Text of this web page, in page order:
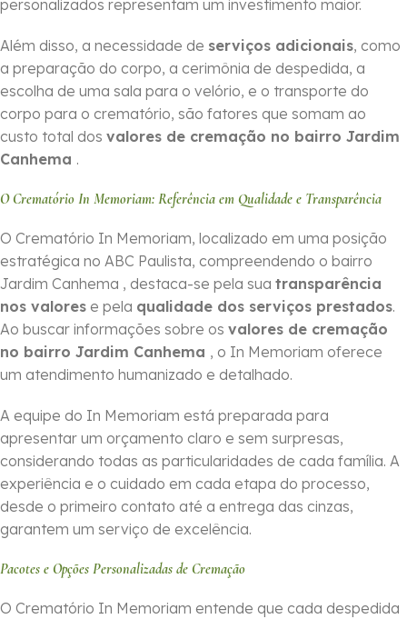
personalizados representam um investimento maior.
Além disso, a necessidade de serviços adicionais, como
a preparação do corpo, a cerimônia de despedida, a
escolha de uma sala para o velório, e o transporte do
corpo para o crematório, são fatores que somam ao
custo total dos valores de cremação no bairro Jardim
Canhema .
O Crematório In Memoriam: Referência em Qualidade e Transparência
O Crematório In Memoriam, localizado em uma posição
estratégica no ABC Paulista, compreendendo o bairro
Jardim Canhema , destaca-se pela sua transparência
nos valores e pela qualidade dos serviços prestados.
Ao buscar informações sobre os valores de cremação
no bairro Jardim Canhema , o In Memoriam oferece
um atendimento humanizado e detalhado.
A equipe do In Memoriam está preparada para
apresentar um orçamento claro e sem surpresas,
considerando todas as particularidades de cada família. A
experiência e o cuidado em cada etapa do processo,
desde o primeiro contato até a entrega das cinzas,
garantem um serviço de excelência.
Pacotes e Opções Personalizadas de Cremação
O Crematório In Memoriam entende que cada despedida